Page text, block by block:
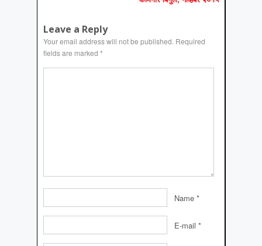
Leave a Reply
Your email address will not be published. Required
fields are marked *
Name *
E-mail *